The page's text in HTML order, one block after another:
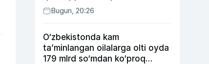
Bugun, 20:26
O‘zbekistonda kam
ta’minlangan oilalarga olti oyda
179 mlrd so‘mdan ko‘proq